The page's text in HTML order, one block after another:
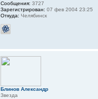
Сообщения: 3727
Зарегистрирован: 07 фев 2004 23:25
Откуда: Челябинск
Блинов Александр
Звезда